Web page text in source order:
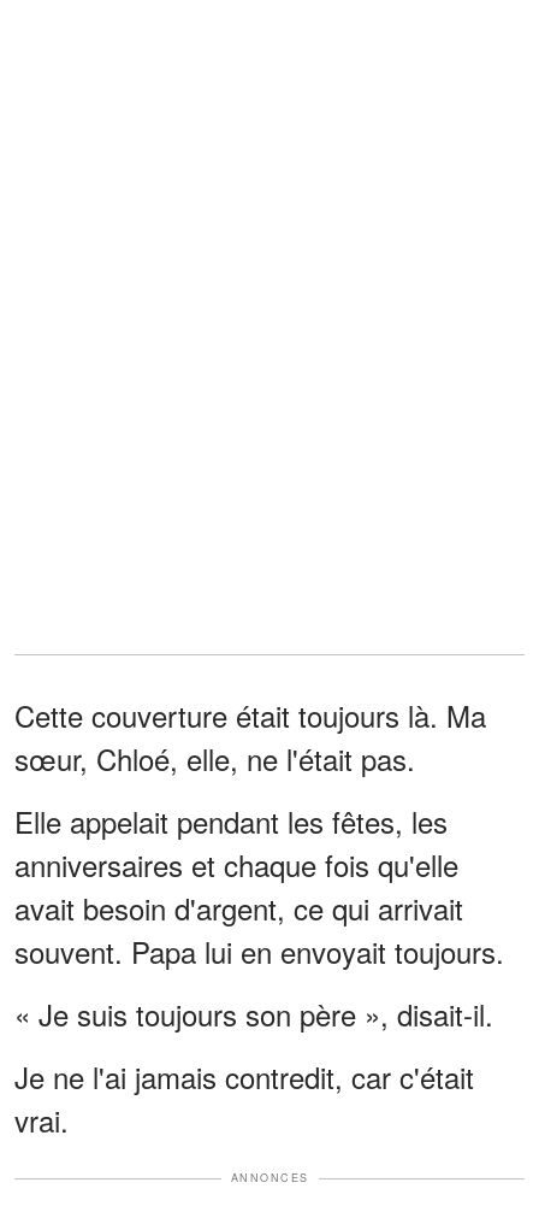
Cette couverture était toujours là. Ma
sœur, Chloé, elle, ne l'était pas.
Elle appelait pendant les fêtes, les
anniversaires et chaque fois qu'elle
avait besoin d'argent, ce qui arrivait
souvent. Papa lui en envoyait toujours.
« Je suis toujours son père », disait-il.
Je ne l'ai jamais contredit, car c'était
vrai.
ANNONCES